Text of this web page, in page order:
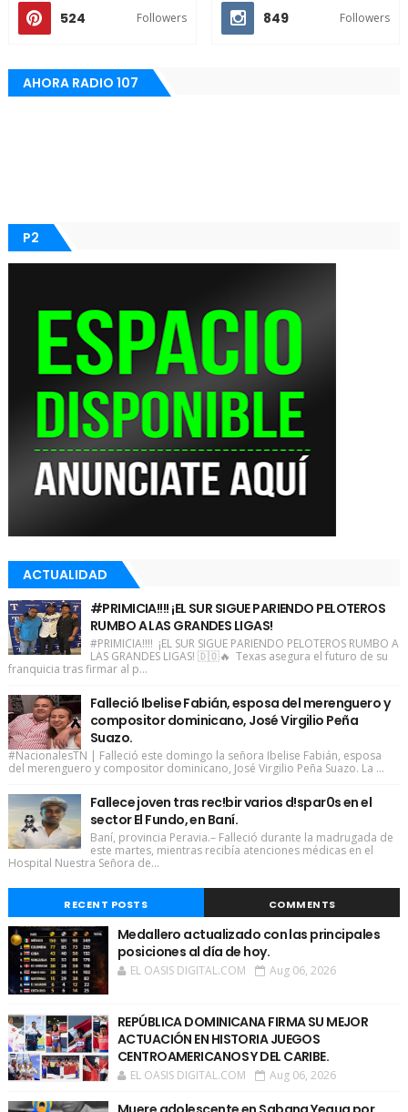
524 Followers 849 Followers
AHORA RADIO 107
P2
ACTUALIDAD
#PRIMICIA!!!! ¡EL SUR SIGUE PARIENDO PELOTEROS
RUMBO A LAS GRANDES LIGAS!
#PRIMICIA!!!! ¡EL SUR SIGUE PARIENDO PELOTEROS RUMBO A
LAS GRANDES LIGAS! 🇩🇴🔥 Texas asegura el futuro de su
franquicia tras firmar al p...
Falleció Ibelise Fabián, esposa del merenguero y
compositor dominicano, José Virgilio Peña
Suazo.
#NacionalesTN | Falleció este domingo la señora Ibelise Fabián, esposa
del merenguero y compositor dominicano, José Virgilio Peña Suazo. La ...
Fallece joven tras rec!bir varios d!spar0s en el
sector El Fundo, en Baní.
Baní, provincia Peravia.– Falleció durante la madrugada de
este martes, mientras recibía atenciones médicas en el
Hospital Nuestra Señora de...
RECENT POSTS COMMENTS
Medallero actualizado con las principales
posiciones al día de hoy.
EL OASIS DIGITAL.COM Aug 06, 2026
REPÚBLICA DOMINICANA FIRMA SU MEJOR
ACTUACIÓN EN HISTORIA JUEGOS
CENTROAMERICANOS Y DEL CARIBE.
EL OASIS DIGITAL.COM Aug 06, 2026